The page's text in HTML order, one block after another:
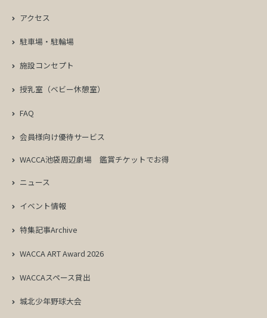
アクセス
駐車場・駐輪場
施設コンセプト
授乳室（ベビー休憩室）
FAQ
会員様向け優待サービス
WACCA池袋周辺劇場 鑑賞チケットでお得
ニュース
イベント情報
特集記事Archive
WACCA ART Award 2026
WACCAスペース貸出
城北少年野球大会